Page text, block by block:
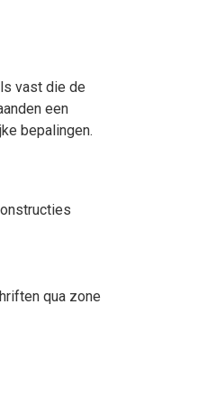
vast die de
een
bepalingen.
qua zone